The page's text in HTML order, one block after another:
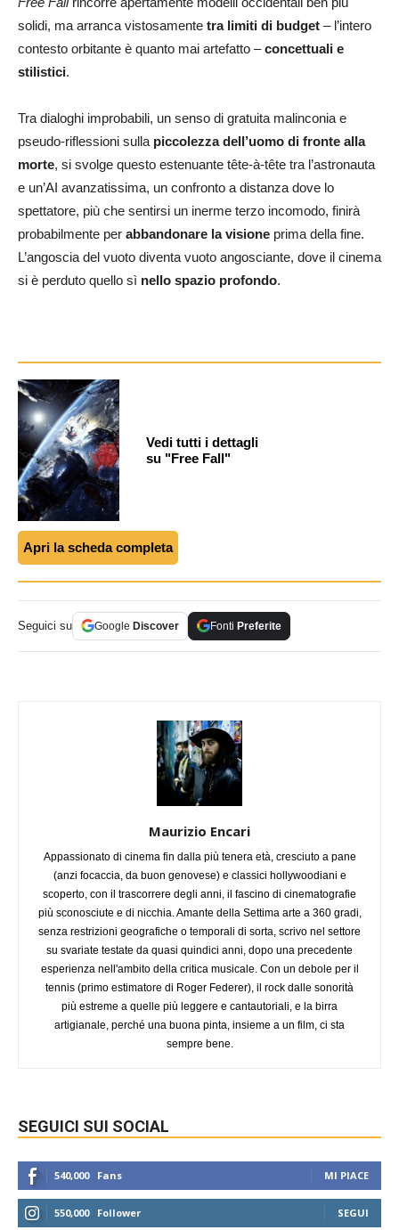
solidi, ma arranca vistosamente tra limiti di budget – l’intero
contesto orbitante è quanto mai artefatto –concettuali e
stilistici.
Tra dialoghi improbabili, un senso di gratuita malinconia e
pseudo-riflessioni sulla piccolezza dell’uomo di fronte alla
morte, si svolge questo estenuante tête-à-tête tra l’astronauta
e un’AI avanzatissima, un confronto a distanza dove lo
spettatore, più che sentirsi un inerme terzo incomodo, finirà
probabilmente per abbandonare la visione prima della fine.
L’angoscia del vuoto diventa vuoto angosciante, dove il cinema
si è perduto quello sì nello spazio profondo.
Vedi tutti i dettagli
su "Free Fall"
Apri la scheda completa
Seguici su Google Discover Fonti Preferite
Maurizio Encari
Appassionato di cinema fin dalla più tenera età, cresciuto a pane
(anzi focaccia, da buon genovese) e classici hollywoodiani e
scoperto, con il trascorrere degli anni, il fascino di cinematografie
più sconosciute e di nicchia. Amante della Settima arte a 360 gradi,
senza restrizioni geografiche o temporali di sorta, scrivo nel settore
su svariate testate da quasi quindici anni, dopo una precedente
esperienza nell'ambito della critica musicale. Con un debole per il
tennis (primo estimatore di Roger Federer), il rock dalle sonorità
più estreme a quelle più leggere e cantautoriali, e la birra
artigianale, perché una buona pinta, insieme a un film, ci sta
sempre bene.
SEGUICI SUI SOCIAL
540,000 Fans MI PIACE
550,000 Follower SEGUI